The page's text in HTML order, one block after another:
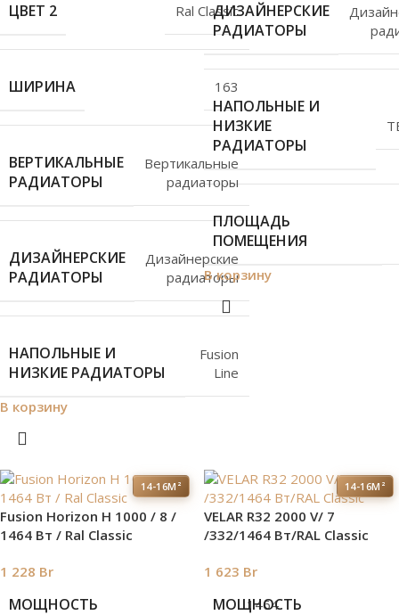
ЦВЕТ 2 Ral Classic
ШИРИНА 163
ВЕРТИКАЛЬНЫЕ
РАДИАТОРЫ
Вертикальные
радиаторы
ДИЗАЙНЕРСКИЕ
РАДИАТОРЫ
Дизайнерские
радиаторы
НАПОЛЬНЫЕ И
НИЗКИЕ РАДИАТОРЫ
Fusion
Line
В корзину
ДИЗАЙНЕРСКИЕ
РАДИАТОРЫ
НАПОЛЬНЫЕ И
НИЗКИЕ
РАДИАТОРЫ
ПЛОЩАДЬ
ПОМЕЩЕНИЯ
В корзину
14-16М²
Fusion Horizon H 1000 / 8 /
1464 Вт / Ral Classic
1 228 Br
МОЩНОСТЬ 1464
14-16М²
VELAR R32 2000 V/ 7
/332/1464 Вт/RAL Classic
1 623 Br
МОЩНОСТЬ